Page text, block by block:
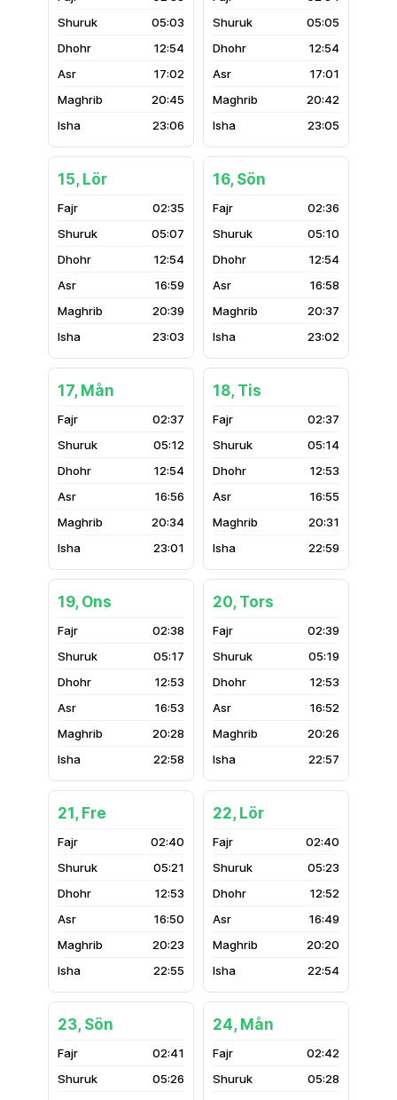
05:03
12:54
17:02
20:45
23:06
05:05
12:54
17:01
20:42
23:05
15, Lör
02:35
05:07
12:54
16:59
20:39
23:03
16, Sön
02:36
05:10
12:54
16:58
20:37
23:02
17, Mån
02:37
05:12
12:54
16:56
20:34
23:01
18, Tis
02:37
05:14
12:53
16:55
20:31
22:59
19, Ons
02:38
05:17
12:53
16:53
20:28
22:58
20, Tors
02:39
05:19
12:53
16:52
20:26
22:57
21, Fre
02:40
05:21
12:53
16:50
20:23
22:55
22, Lör
02:40
05:23
12:52
16:49
20:20
22:54
23, Sön
02:41
05:26
24, Mån
02:42
05:28